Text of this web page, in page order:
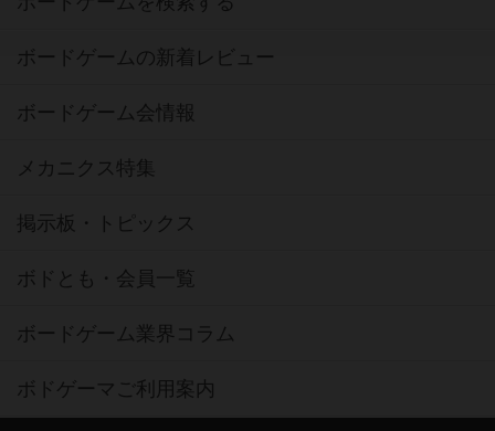
ボードゲームの新着レビュー
ボードゲーム会情報
メカニクス特集
掲示板・トピックス
ボドとも・会員一覧
ボードゲーム業界コラム
ボドゲーマご利用案内